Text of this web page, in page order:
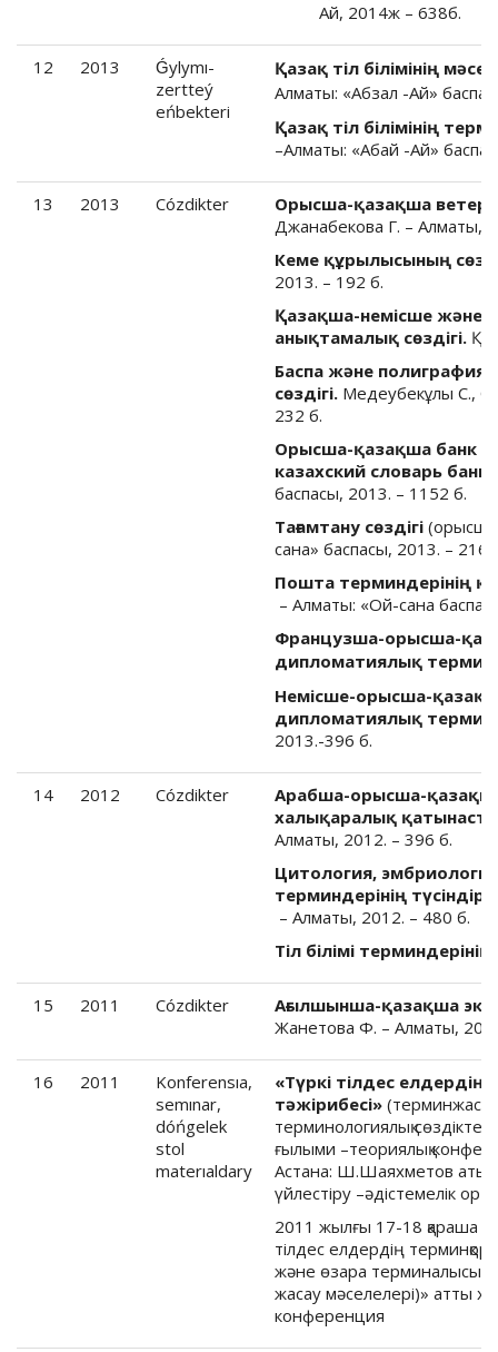
Ай, 2014ж – 638б.
12 2013
Ǵylymı-
zertteý
eńbekteri
Қазақ тіл білімінің
Алматы: «Абзал -Ай»
Қазақ тіл білімінің
–Алматы: «Абай -Ай»
13 2013 Cózdikter
Орысша-қазақша
Джанабекова Г. – Алматы,
Кеме құрылысының
2013. – 192 б.
Қазақша-немісше және
анықтамалық сөздігі.
Баспа және полиграфия
сөздігі. Медеубекұлы С.,
232 б.
Орысша-қазақша банк
казахский словарь
баспасы, 2013. – 1152 б.
Тағамтану сөздігі
сана» баспасы, 2013. – 216
Пошта терминдерінің
– Алматы: «Ой-сана
Французша-орысша-
дипломатиялық
Немісше-орысша-
дипломатиялық
2013.-396 б.
14 2012 Cózdikter
Арабша-орысша-
халықаралық
Алматы, 2012. – 396 б.
Цитология,
терминдерінің
– Алматы, 2012. – 480 б.
Тіл білімі терминдерінің
15 2011 Cózdikter
Ағылшынша-қазақша
Жанетова Ф. – Алматы,
16 2011
Konferensıa,
semınar,
dóńgelek
stol
materıaldary
«Түркі тілдес
тәжірибесі»
терминологиялық
ғылыми –теориялық
Астана: Ш.Шаяхметов
үйлестіру –әдістемелік
2011 жылғы 17-18 қараша
тілдес елдердің терминқор
және өзара терминалысым,
жасау мәселелері)» атты
конференция